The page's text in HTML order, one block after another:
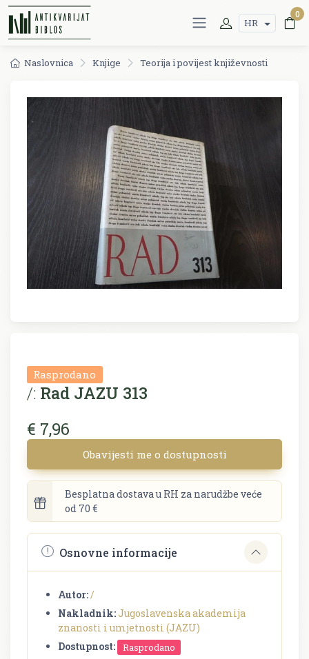
HR
0
Naslovnica Knjige Teorija i povijest književnosti
Rasprodano
/: Rad JAZU 313
€ 7,96
Obavijesti me o dostupnosti
Besplatna dostava u RH za narudžbe veće
od 70 €
Osnovne informacije
Autor:/
Nakladnik:Jugoslavenska akademija
znanosti i umjetnosti (JAZU)
Dostupnost:
Rasprodano